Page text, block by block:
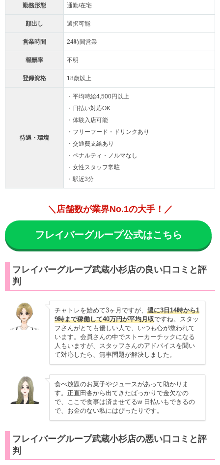
勤務形態 通勤/在宅
顔出し 選択可能
営業時間 24時間営業
報酬率 不明
登録資格 18歳以上
待遇・環境
・平均時給4,500円以上
・日払い対応OK
・体験入店可能
・フリーフード・ドリンクあり
・交通費支給あり
・ペナルティ・ノルマなし
・女性スタッフ常駐
・駅近3分
＼店舗数が業界No.1の大手！／
フレイバーグループ公式はこちら
フレイバーグループ武蔵小杉店の良い口コミと評
判
チャトレを始めて3ヶ月ですが、 週に3日14時から1
9時まで稼働して40万円が平均月収ですね。スタッ
フさんがとても優しい人で、いつも心が救われて
います。会員さんの中でストーカーチックになる
人もいますが、スタッフさんのアドバイスを聞い
て対応したら、無事問題が解決しました。
食べ放題のお菓子やジュースがあって助かりま
す。正直田舎から出てきたばっかりで金欠なの
で、ここで食事は済ませてるw 日払いもできるの
で、お金のない私にはぴったりです。
フレイバーグループ武蔵小杉店の悪い口コミと評
判